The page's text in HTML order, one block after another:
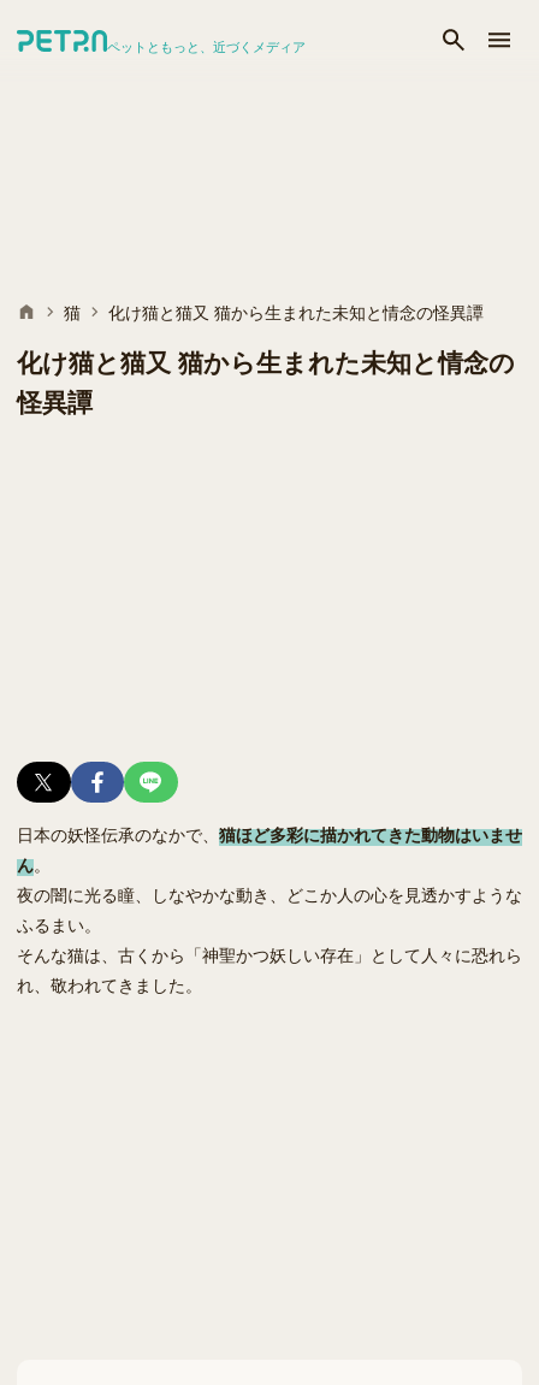
ペットともっと、近づくメディア
猫 化け猫と猫又 猫から生まれた未知と情念の怪異譚
化け猫と猫又 猫から生まれた未知と情念の
怪異譚
日本の妖怪伝承のなかで、 猫ほど多彩に描かれてきた動物はいませ
ん。
夜の闇に光る瞳、しなやかな動き、どこか人の心を見透かすような
ふるまい。
そんな猫は、古くから「神聖かつ妖しい存在」として人々に恐れら
れ、敬われてきました。